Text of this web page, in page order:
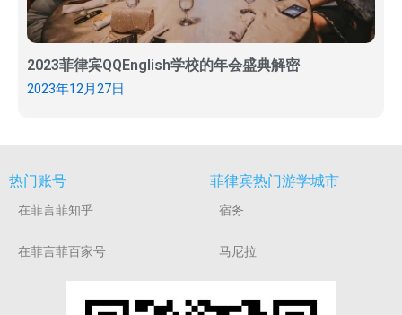
2023菲律宾QQEnglish学校的年会盛典解密
2023年12月27日
热门账号
在菲言菲知乎
在菲言菲百家号
菲律宾热门游学城市
宿务
马尼拉